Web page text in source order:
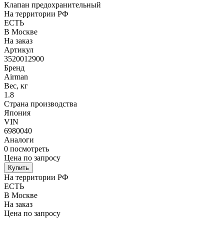
Клапан предохранительный
На территории РФ
ЕСТЬ
В Москве
На заказ
Артикул
3520012900
Бренд
Airman
Вес, кг
1.8
Страна производства
Япония
VIN
6980040
Аналоги
0 посмотреть
Цена по запросу
Купить
На территории РФ
ЕСТЬ
В Москве
На заказ
Цена по запросу